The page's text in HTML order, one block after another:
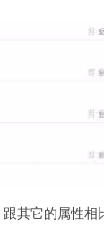
其它的属性